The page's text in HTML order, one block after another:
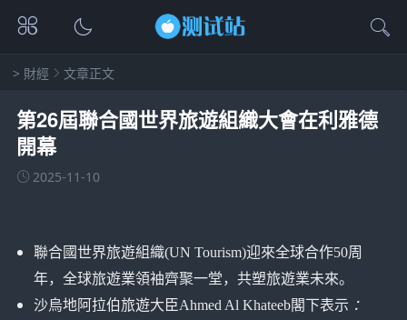
> 財經 文章正文
第26屆聯合國世界旅遊組織大會在利雅德
開幕
2025-11-10
聯合國世界旅遊組織(UN Tourism)迎來全球合作50周
年，全球旅遊業領袖齊聚一堂，共塑旅遊業未來。
沙烏地阿拉伯旅遊大臣Ahmed Al Khateeb閣下表示 ：